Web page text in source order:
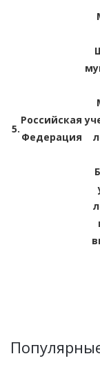
5.
Российская
Федерация